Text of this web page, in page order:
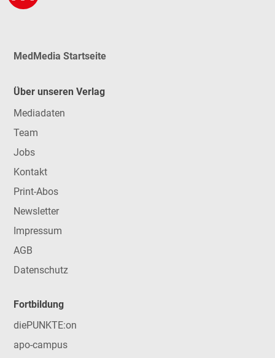
MedMedia Startseite
Über unseren Verlag
Mediadaten
Team
Jobs
Kontakt
Print-Abos
Newsletter
Impressum
AGB
Datenschutz
Fortbildung
diePUNKTE:on
apo-campus